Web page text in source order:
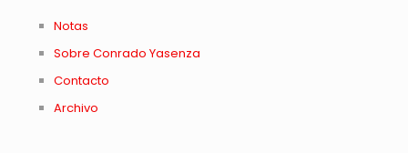
Notas
Sobre Conrado Yasenza
Contacto
Archivo